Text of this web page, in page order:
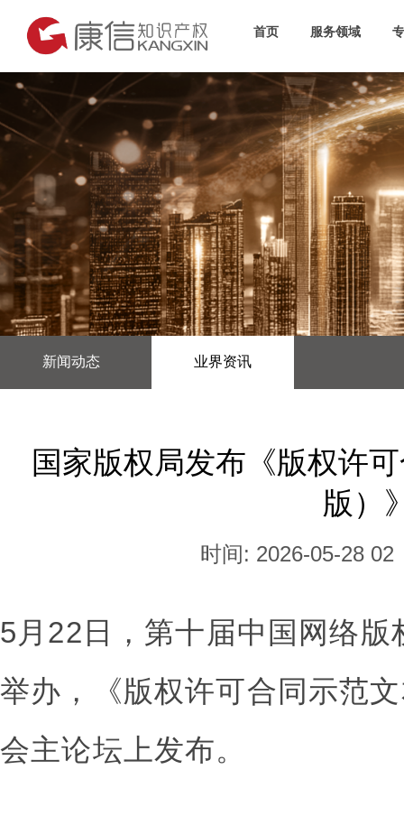
首页 服务领域
新闻动态 业界资讯
国家版权局发布《版权许
版）
时间: 2026-05-28 02
5月22日，第十届中国网络
举办，《版权许可合同示范
会主论坛上发布。